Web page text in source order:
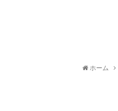
ホーム